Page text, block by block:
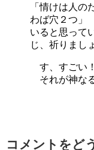
「情けは人
わば穴２つ」
いると思って
じ、祈りまし
す、すごい！
それが神な
コメントをど